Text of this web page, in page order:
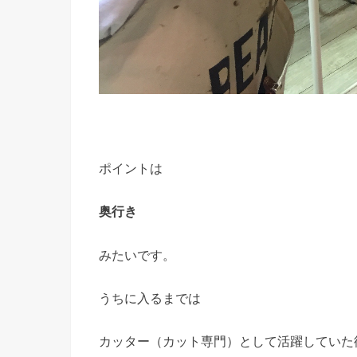
ポイントは
奥行き
みたいです。
うちに入るまでは
カッター（カット専門）として活躍していた